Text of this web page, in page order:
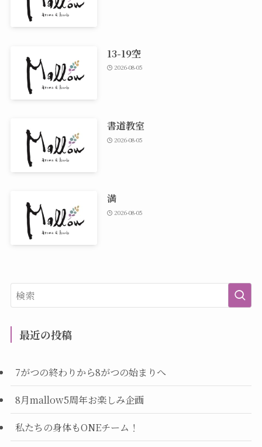
13-19空
2026-08-05
書道教室
2026-08-05
満
2026-08-05
最近の投稿
7がつの終わりから8がつの始まりへ
8月mallow5周年お楽しみ企画
私たちの身体もONEチーム！